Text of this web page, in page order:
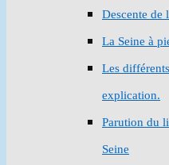
Descente de
La Seine à
Les
explication.
Parution du
Seine